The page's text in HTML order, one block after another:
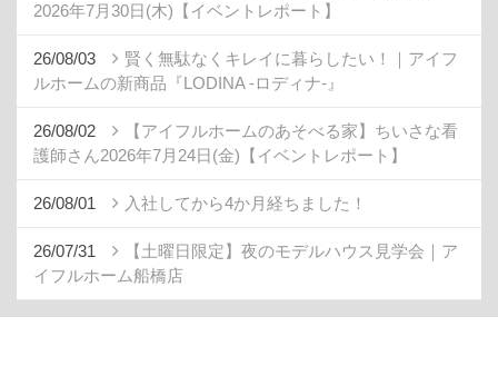
2026年7月30日(木)【イベントレポート】
26/08/03
賢く無駄なくキレイに暮らしたい！｜アイフ
ルホームの新商品『LODINA -ロディナ-』
26/08/02
【アイフルホームのあそべる家】ちいさな看
護師さん2026年7月24日(金)【イベントレポート】
26/08/01 入社してから4か月経ちました！
26/07/31
【土曜日限定】夜のモデルハウス見学会｜ア
イフルホーム船橋店